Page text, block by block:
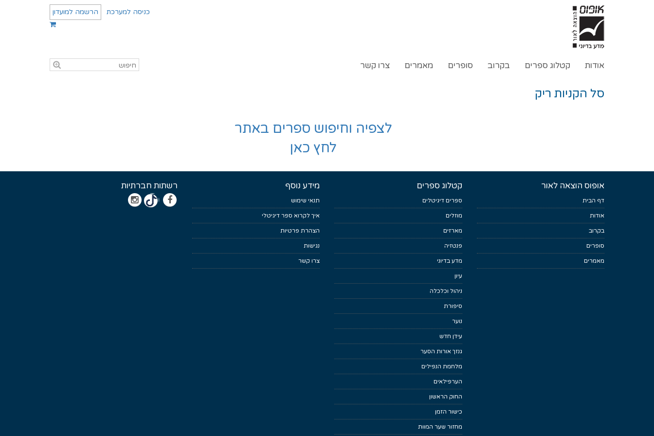
כניסה למערכת הרשמה למועדון
אודות קטלוג ספרים בקרוב סופרים מאמרים צרו קשר
סל הקניות ריק
לצפיה וחיפוש ספרים באתר
לחץ כאן
אופוס הוצאה לאור
דף הבית
אודות
בקרוב
סופרים
מאמרים
קטלוג ספרים
ספרים דיגיטלים
מוזלים
מארזים
פנטזיה
מדע בדיוני
עיון
ניהול וכלכלה
סיפורת
נוער
עידן חדש
גנזך אורות הסער
מלחמת הנפילים
הערפילאים
החוק הראשון
כישור הזמן
מחזור שער המוות
מידע נוסף
תנאי שימוש
איך לקרוא ספר דיגיטלי
הצהרת פרטיות
נגישות
צרו קשר
רשתות חברתיות